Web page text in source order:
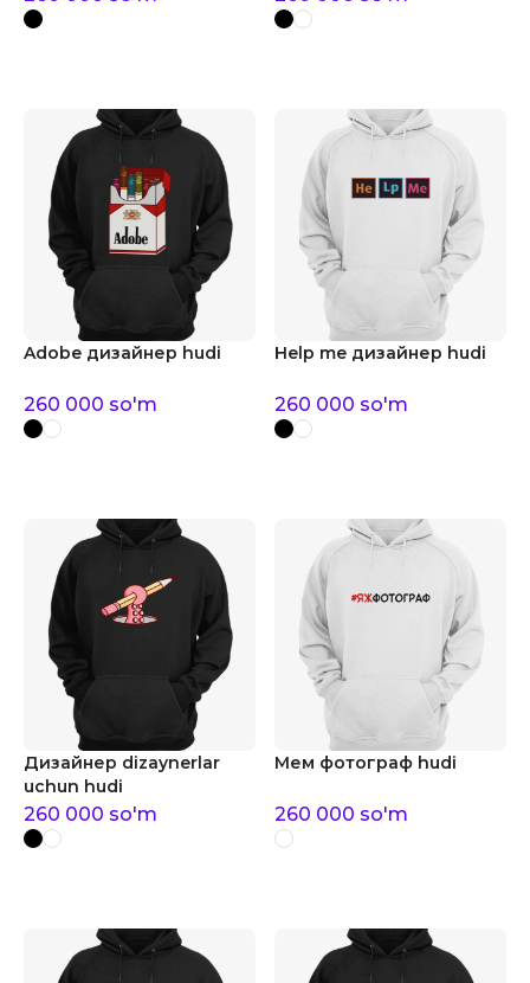
Adobe дизайнер hudi
260 000 so'm
Help me дизайнер hudi
260 000 so'm
Дизайнер dizaynerlar
uchun hudi
260 000 so'm
Мем фотограф hudi
260 000 so'm